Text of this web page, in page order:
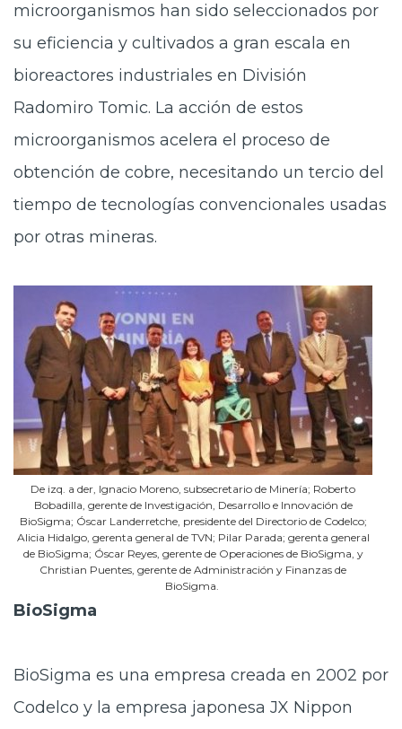
microorganismos han sido seleccionados por
su eficiencia y cultivados a gran escala en
bioreactores industriales en División
Radomiro Tomic. La acción de estos
microorganismos acelera el proceso de
obtención de cobre, necesitando un tercio del
tiempo de tecnologías convencionales usadas
por otras mineras.
De izq. a der, Ignacio Moreno, subsecretario de Minería; Roberto
Bobadilla, gerente de Investigación, Desarrollo e Innovación de
BioSigma; Óscar Landerretche, presidente del Directorio de Codelco;
Alicia Hidalgo, gerenta general de TVN; Pilar Parada; gerenta general
de BioSigma; Óscar Reyes, gerente de Operaciones de BioSigma, y
Christian Puentes, gerente de Administración y Finanzas de
BioSigma.
BioSigma
BioSigma es una empresa creada en 2002 por
Codelco y la empresa japonesa JX Nippon